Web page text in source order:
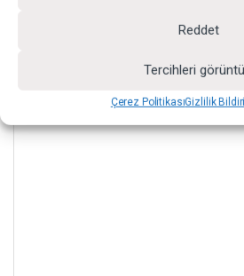
Reddet
Tercihleri
Çerez PolitikasıGizlilik